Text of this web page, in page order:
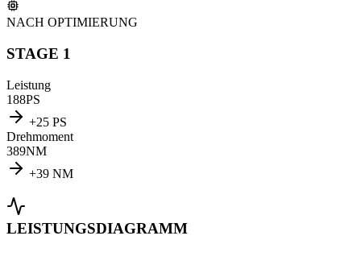
NACH OPTIMIERUNG
STAGE 1
Leistung
188PS
+25 PS
Drehmoment
389NM
+39 NM
LEISTUNGSDIAGRAMM